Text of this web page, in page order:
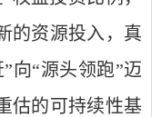
的资源投入，真
向“源头领跑”迈
估的可持续性基